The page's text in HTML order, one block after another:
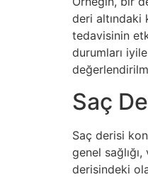
deri altındaki
tedavisinin
durumları
Saç
Saç derisi
genel
derisindeki